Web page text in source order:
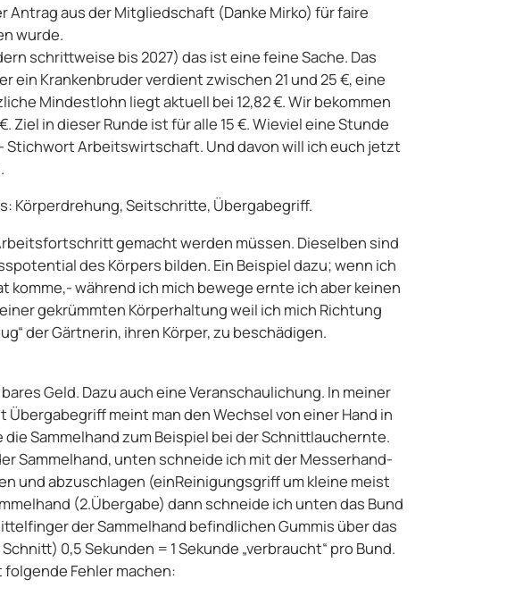
Antrag aus der Mitgliedschaft (Danke Mirko) für faire
wurde.
schrittweise bis 2027) das ist eine feine Sache. Das
Krankenbruder verdient zwischen 21 und 25 €, eine
Mindestlohn liegt aktuell bei 12,82 €. Wir bekommen
in dieser Runde ist für alle 15 €. Wieviel eine Stunde
Stichwort Arbeitswirtschaft. Und davon will ich euch jetzt
Körperdrehung, Seitschritte, Übergabegriff.
gemacht werden müssen. Dieselben sind
des Körpers bilden. Ein Beispiel dazu; wenn ich
komme,- während ich mich bewege ernte ich aber keinen
gekrümmten Körperhaltung weil ich mich Richtung
der Gärtnerin, ihren Körper, zu beschädigen.
Geld. Dazu auch eine Veranschaulichung. In meiner
meint man den Wechsel von einer Hand in
Sammelhand zum Beispiel bei der Schnittlauchernte.
Sammelhand, unten schneide ich mit der Messerhand-
und abzuschlagen (einReinigungsgriff um kleine meist
(2.Übergabe) dann schneide ich unten das Bund
der Sammelhand befindlichen Gummis über das
0,5 Sekunden = 1 Sekunde „verbraucht“ pro Bund.
Fehler machen: